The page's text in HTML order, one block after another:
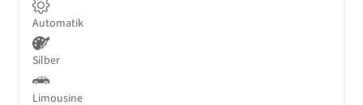
Automatik
Silber
Limousine